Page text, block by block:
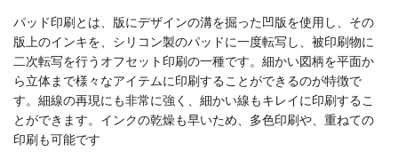
パッド印刷とは、版にデザインの溝を掘った凹版を使用し、その
版上のインキを、シリコン製のパッドに一度転写し、被印刷物に
二次転写を行うオフセット印刷の一種です。細かい図柄を平面か
ら立体まで様々なアイテムに印刷することができるのが特徴で
す。細線の再現にも非常に強く、細かい線もキレイに印刷するこ
とができます。インクの乾燥も早いため、多色印刷や、重ねての
印刷も可能です